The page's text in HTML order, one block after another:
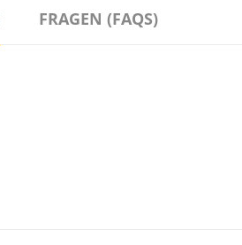
FRAGEN (FAQS)